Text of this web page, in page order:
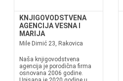
KNJIGOVODSTVENA
AGENCIJA VESNA I
MARIJA
Mile Dimić 23, Rakovica
Naša knjigovodstvena
agencija je porodična firma
osnovana 2006 godine.